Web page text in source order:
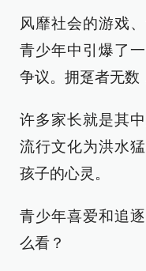
风靡社会的游戏
青少年中引爆了
争议。拥趸者无数
许多家长就是其
流行文化为洪水
孩子的心灵。
青少年喜爱和追
么看？